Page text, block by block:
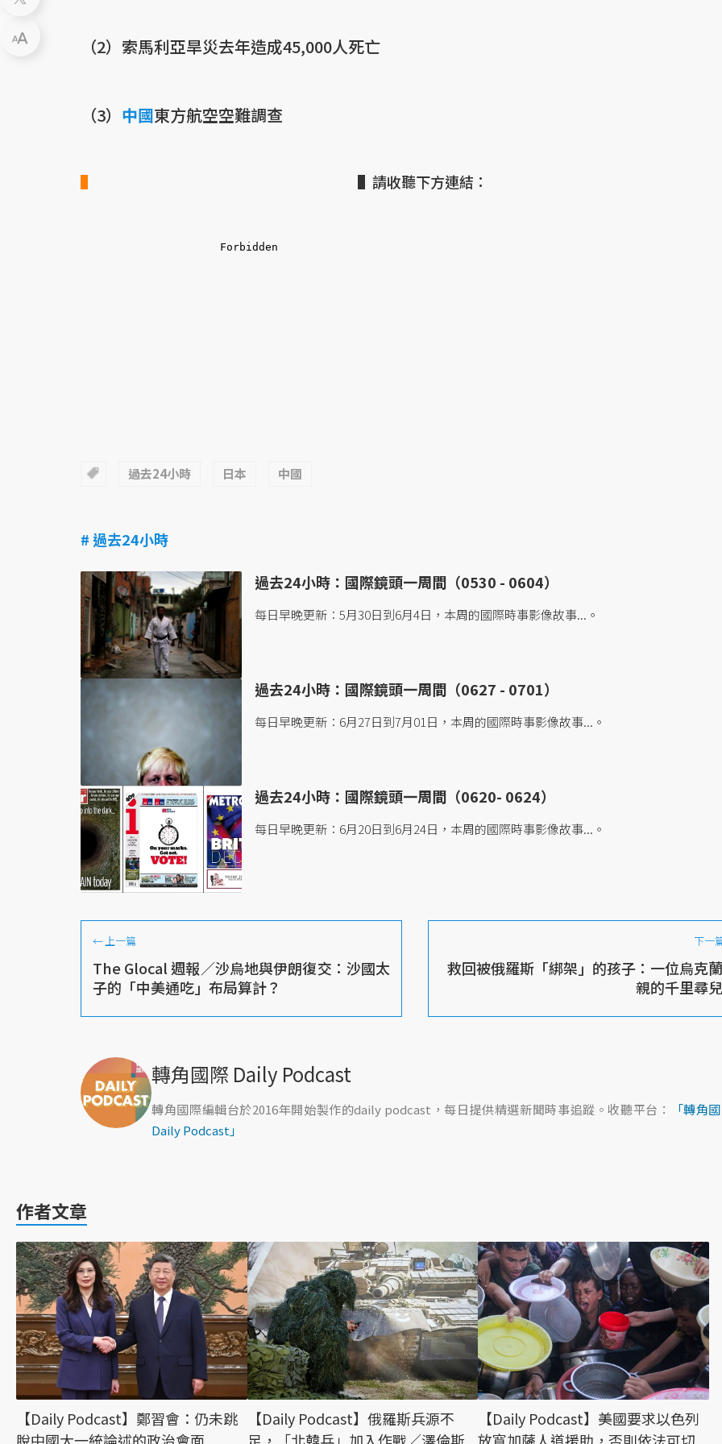
（2）索馬利亞旱災去年造成45,000人死亡
（3） 中國東方航空空難調查
▌請收聽下方連結：
過去24小時 日本 中國
# 過去24小時
過去24小時：國際鏡頭一周間（0530 - 0604）
每日早晚更新：5月30日到6月4日，本周的國際時事影像故事...。
過去24小時：國際鏡頭一周間（0627 - 0701）
每日早晚更新：6月27日到7月01日，本周的國際時事影像故事...。
過去24小時：國際鏡頭一周間（0620- 0624）
每日早晚更新：6月20日到6月24日，本周的國際時事影像故事...。
←上一篇
The Glocal 週報／沙烏地與伊朗復交：沙國太
子的「中美通吃」布局算計？
下一
救回被俄羅斯「綁架」的孩子：一位烏克
親的千里尋
轉角國際 Daily Podcast
轉角國際編輯台於2016年開始製作的daily podcast，每日提供精選新聞時事追蹤。收聽平台：
「轉角
Daily Podcast」
作者文章
【Daily Podcast】鄭習會：仍未跳
【Daily Podcast】俄羅斯兵源不
【Daily Podcast】美國要求以色列